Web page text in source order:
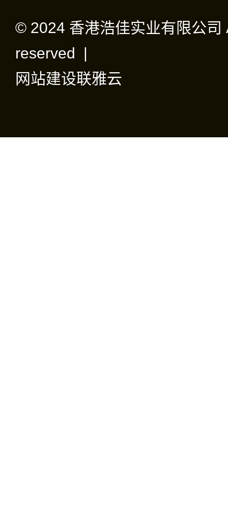
© 2024 香港浩佳实业有限公司
reserved |
网站建设联雅云